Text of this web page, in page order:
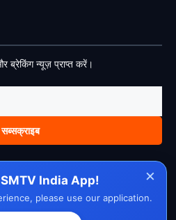
ब्रेकिंग न्यूज़ प्राप्त करें।
सब्सक्राइब
Privacy PolicyCookie Policy
×
SMTV India App!
please use our application.